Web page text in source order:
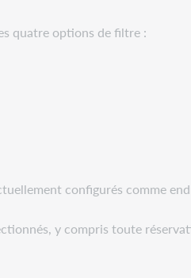
quatre options de filtre :
configurés comme
y compris toute